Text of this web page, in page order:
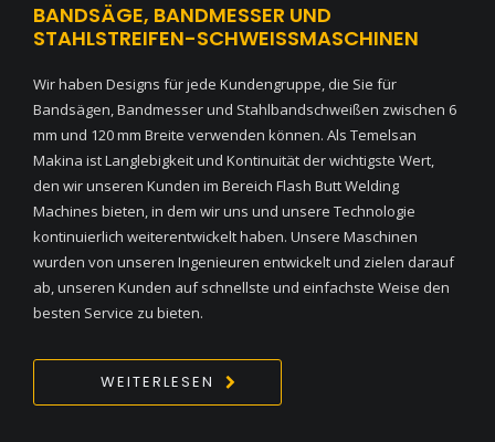
BANDSÄGE, BANDMESSER UND
STAHLSTREIFEN-SCHWEISSMASCHINEN
Wir haben Designs für jede Kundengruppe, die Sie für
Bandsägen, Bandmesser und Stahlbandschweißen zwischen 6
mm und 120 mm Breite verwenden können. Als Temelsan
Makina ist Langlebigkeit und Kontinuität der wichtigste Wert,
den wir unseren Kunden im Bereich Flash Butt Welding
Machines bieten, in dem wir uns und unsere Technologie
kontinuierlich weiterentwickelt haben. Unsere Maschinen
wurden von unseren Ingenieuren entwickelt und zielen darauf
ab, unseren Kunden auf schnellste und einfachste Weise den
besten Service zu bieten.
WEITERLESEN